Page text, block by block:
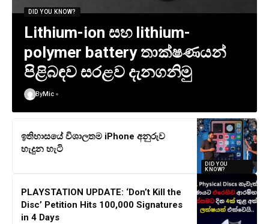
DID YOU KNOW?
Lithium-ion සහ lithium-
polymer battery තාක්ෂණයන්
පිළිබඳව සරළව දැනගනිමු
ByMic
DID YOU
KNOW?
ඉතිහාසයේ විශාලතම iPhone අනුරුව
හැදුන හැටි
PLAYSTATION UPDATE: ‘Don’t Kill the
Disc’ Petition Hits 100,000 Signatures
in 4 Days